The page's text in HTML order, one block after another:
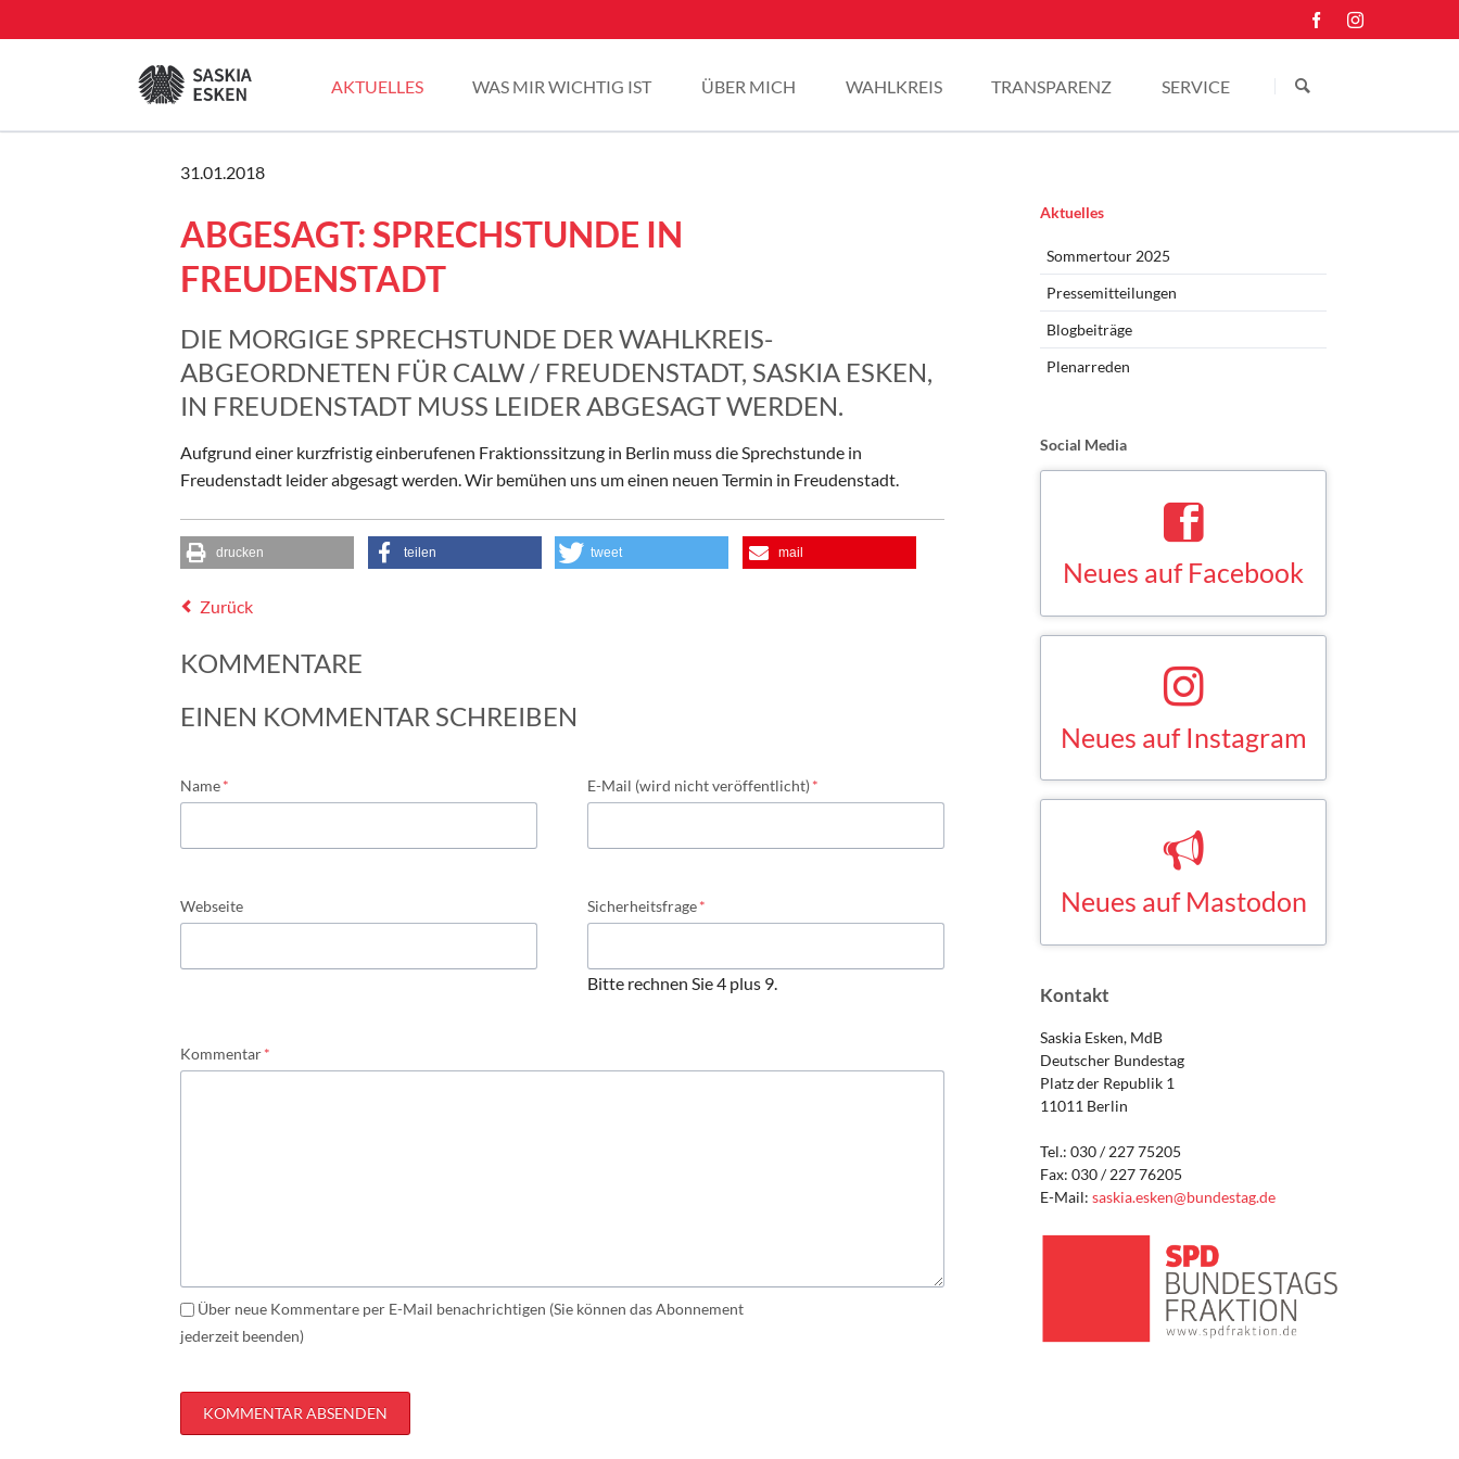
überspringen
AKTUELLES
Blogbeiträge
Plenarreden
WAS MIR WICHTIG IST ÜBER MICH WAHLKREIS TRANSPARENZ SERVICE
31.01.2018
ABGESAGT: SPRECHSTUNDE IN
FREUDENSTADT
DIE MORGIGE SPRECHSTUNDE DER WAHLKREIS-
ABGEORDNETEN FÜR CALW / FREUDENSTADT, SASKIA ESKEN,
IN FREUDENSTADT MUSS LEIDER ABGESAGT WERDEN.
Aufgrund einer kurzfristig einberufenen Fraktionssitzung in Berlin muss die Sprechstunde in
Freudenstadt leider abgesagt werden. Wir bemühen uns um einen neuen Termin in Freudenstadt.
drucken teilen tweet mail
Zurück
KOMMENTARE
EINEN KOMMENTAR SCHREIBEN
Pflichtfeld
Name* Pflichtfeld
E-Mail (wird nicht veröffentlicht)*
Webseite Pflichtfeld
Sicherheitsfrage*
Bitte rechnen Sie 4 plus 9.
Pflichtfeld
Kommentar*
Über neue Kommentare per E-Mail benachrichtigen (Sie können das Abonnement
jederzeit beenden)
KOMMENTAR ABSENDEN
Navigation
Aktuelles
Sommertour 2025
Pressemitteilungen
Blogbeiträge
Plenarreden
Social Media
Neues auf Facebook
Saskia Esken bei Facebook
FACEBOOK
Neues auf Instagram
Saskia Esken bei Instagram
INSTAGRAM
Neues auf Mastodon
Saskia Esken bei Mastodon
MASTODON
Kontakt
Saskia Esken, MdB
Deutscher Bundestag
Platz der Republik 1
11011 Berlin
Tel.: 030 / 227 75205
Fax: 030 / 227 76205
E-Mail:saskia.esken@bundestag.de